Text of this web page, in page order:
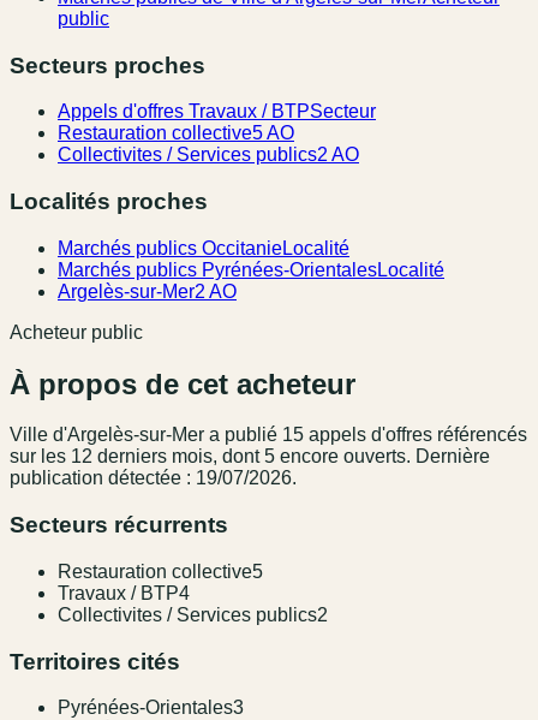
public
Secteurs proches
Appels d'offres Travaux / BTPSecteur
Restauration collective5 AO
Collectivites / Services publics2 AO
Localités proches
Marchés publics OccitanieLocalité
Marchés publics Pyrénées-OrientalesLocalité
Argelès-sur-Mer2 AO
Acheteur public
À propos de cet acheteur
Ville d'Argelès-sur-Mer a publié 15 appel s d'offres référencés
sur les 12 derniers mois, dont 5 encore ouverts. Dernière
publication détectée : 19/07/2026.
Secteurs récurrents
Restauration collective5
Travaux / BTP4
Collectivites / Services publics2
Territoires cités
Pyrénées-Orientales3